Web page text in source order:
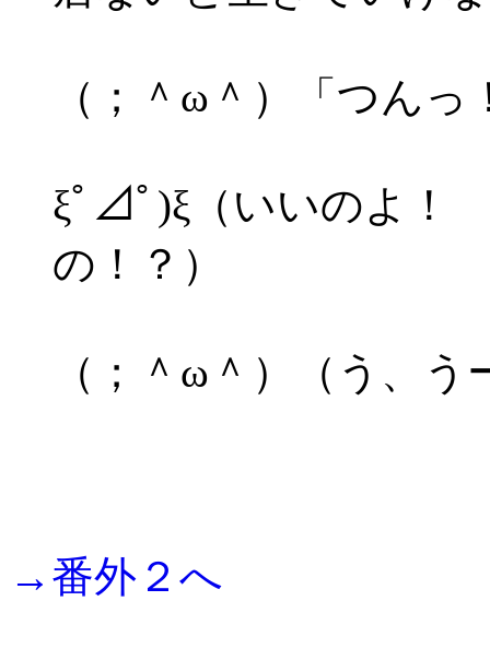
（；＾ω＾）「つん
ξﾟ⊿ﾟ)ξ（いいのよ！
の！？）
（；＾ω＾）（う、
→番外２へ